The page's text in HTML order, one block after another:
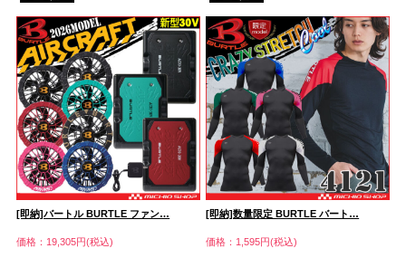
[即納]バートル BURTLE ファン…
価格：19,305円(税込)
[即納]数量限定 BURTLE バート…
価格：1,595円(税込)